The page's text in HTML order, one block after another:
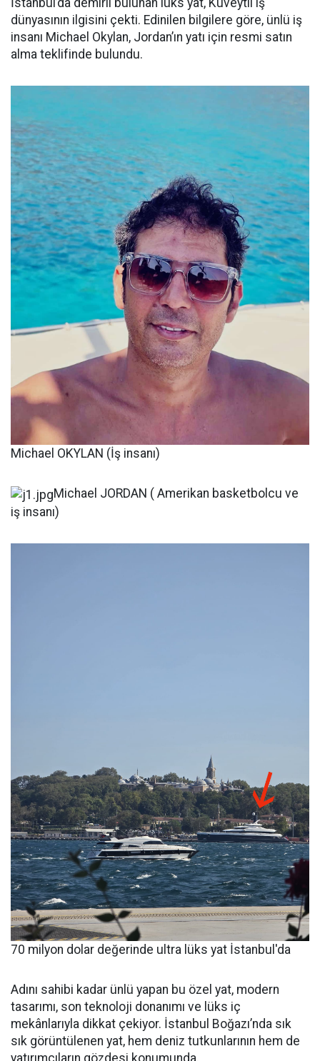
İstanbul’da demirli bulunan lüks yat, Kuveytli iş
dünyasının ilgisini çekti. Edinilen bilgilere göre, ünlü iş
insanı Michael Okylan, Jordan’ın yatı için resmi satın
alma teklifinde bulundu.
Michael OKYLAN (İş insanı)
Michael JORDAN ( Amerikan basketbolcu ve
iş insanı)
70 milyon dolar değerinde ultra lüks yat İstanbul'da
Adını sahibi kadar ünlü yapan bu özel yat, modern
tasarımı, son teknoloji donanımı ve lüks iç
mekânlarıyla dikkat çekiyor. İstanbul Boğazı’nda sık
sık görüntülenen yat, hem deniz tutkunlarının hem de